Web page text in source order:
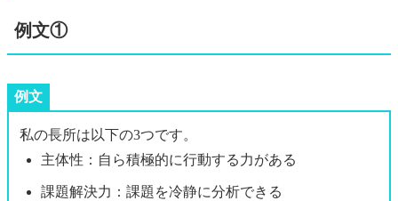
例文①
例文
私の長所は以下の3つです。
主体性：自ら積極的に行動する力がある
課題解決力：課題を冷静に分析できる